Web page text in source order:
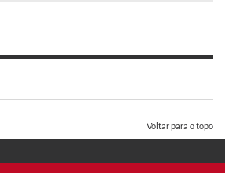
Voltar para o topo